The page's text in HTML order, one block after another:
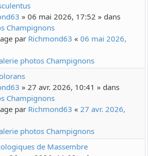
» 06 mai 2026, 17:52 » dans
Champignons
par Richmond63 « 06 mai 2026,
photos Champignons
» 27 avr. 2026, 10:41 » dans
Champignons
par Richmond63 « 27 avr. 2026,
photos Champignons
de Massembre